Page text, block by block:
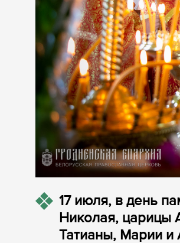
17 июля, в день
Николая, царицы
Татианы, Марии и